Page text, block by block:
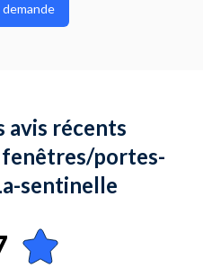
demande
avis récents
portes-
sentinelle